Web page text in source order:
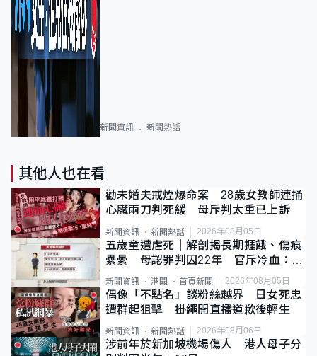
新聞資訊 新聞熱話
其他人也在看
勸未婚夫戒煙爆命案 28歲女教師連捅
心臟兩刀判死緩 母斥判太重已上訴
新聞資訊 新聞熱話 2026年08月05日
五歲童遭虐死｜解剖揭長期捱餓、傷痕
纍纍 母認罪判囚22年 官斥冷血：同
類案最惡劣
新聞資訊 港聞 首頁新聞 2026年08月05日
偶像「不點名」談粉絲越界 日女死忠
遭群起狙擊 掛繩開直播道歉後輕生
新聞資訊 新聞熱話 2026年08月06日
涉前年於新加坡機場傷人 港人母子分